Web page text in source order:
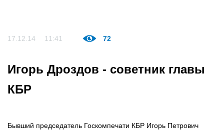
17.12.14 11:41 72
Игорь Дроздов - советник главы
КБР
Бывший председатель Госкомпечати КБР Игорь Петрович